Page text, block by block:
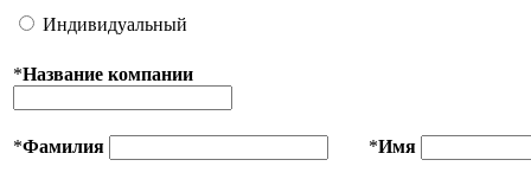
Индивидуальный
*Название компании
*Фамилия *Имя